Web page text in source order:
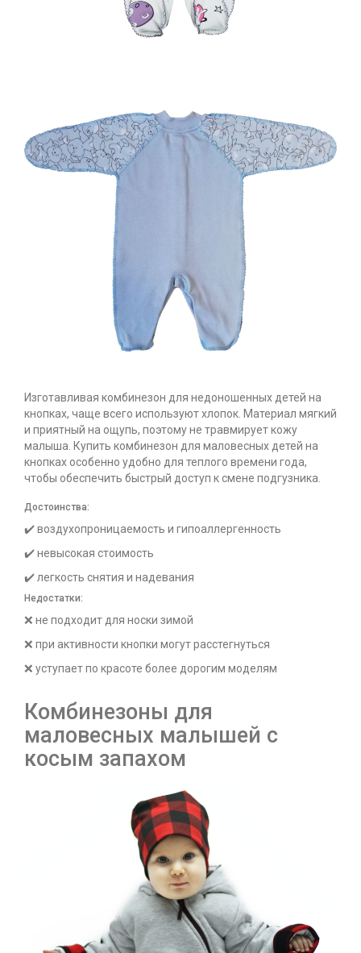
Изготавливая комбинезон для недоношенных детей на
кнопках, чаще всего используют хлопок. Материал мягкий
и приятный на ощупь, поэтому не травмирует кожу
малыша. Купить комбинезон для маловесных детей на
кнопках особенно удобно для теплого времени года,
чтобы обеспечить быстрый доступ к смене подгузника.
Достоинства:
✔️ воздухопроницаемость и гипоаллергенность
✔️ невысокая стоимость
✔️ легкость снятия и надевания
Недостатки:
❌ не подходит для носки зимой
❌ при активности кнопки могут расстегнуться
❌ уступает по красоте более дорогим моделям
Комбинезоны для
маловесных малышей с
косым запахом